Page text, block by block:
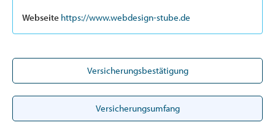
Webseite https://www.webdesign-stube.de
Versicherungsbestätigung
Versicherungsumfang